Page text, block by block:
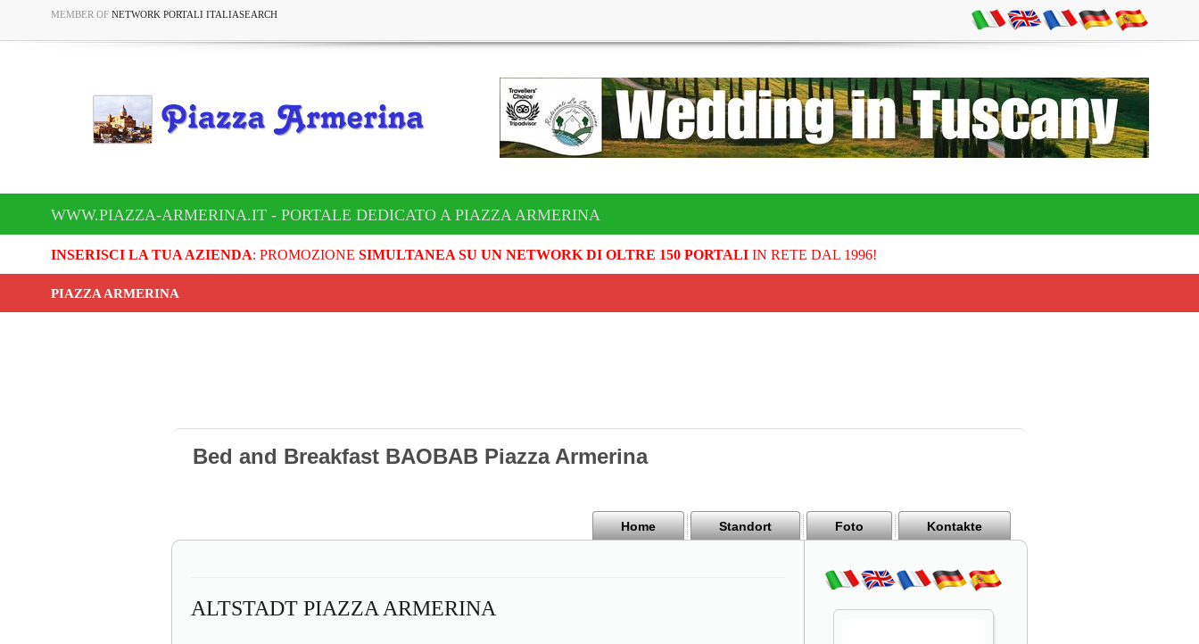
MEMBER OF NETWORK PORTALI ITALIASEARCH
WWW.PIAZZA-ARMERINA.IT - PORTALE DEDICATO A PIAZZA ARMERINA
INSERISCI LA TUA AZIENDA: PROMOZIONE SIMULTANEA SU UN NETWORK DI OLTRE 150 PORTALIIN RETE DAL 1996!
PIAZZA ARMERINA
Bed and Breakfast BAOBAB Piazza Armerina
Home Standort Foto Kontakte
ALTSTADT PIAZZA ARMERINA